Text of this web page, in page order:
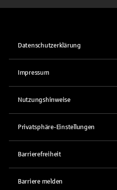
Datenschutzerklärung
Impressum
Nutzungshinweise
Privatsphäre-Einstellungen
Barrierefreiheit
Barriere melden